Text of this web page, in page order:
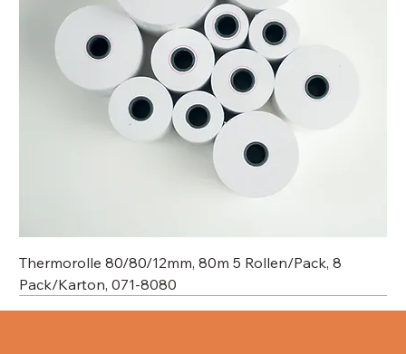
Thermorolle 80/80/12mm, 80m 5 Rollen/Pack, 8
Pack/Karton, 071-8080